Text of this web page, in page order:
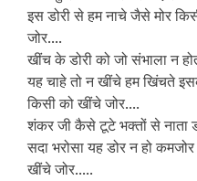
इस डोरी से हम नाचे जैसे मोर
जोर....
खींच के डोरी को जो संभाला न
यह चाहे तो न खींचे हम खिंचते
किसी को खींचे जोर....
शंकर जी कैसे टूटे भक्तों से नाता
सदा भरोसा यह डोर न हो
खींचे जोर.....